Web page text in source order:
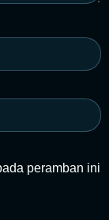
peramban ini